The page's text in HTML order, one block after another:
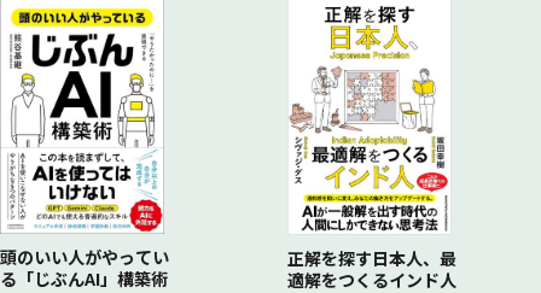
④【トレンド・ニュース】型
⑤【質問・クイズ】型
第7章思わず食べたくなる・欲しくなる1行～メニュー名・
商品名・ECサイト・販促コピー～
①【五感刺激】型
②【強調・インパクト】型
③【製法・時間・手間】型
④【感情・心理】型
⑤【比喩・組み合わせ】型
第8章 組織を動かす1行～決裁者を即決させ、メディアを自
頭のいい人がやってい
る「じぶんAI」構築術
正解を探す日本人、最
適解をつくるインド人